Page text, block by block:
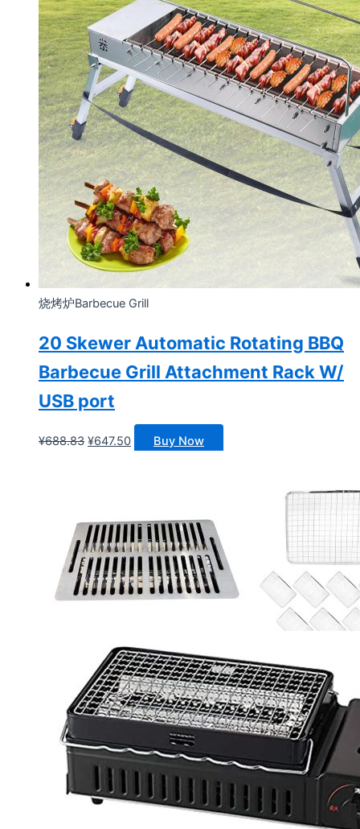
烧烤炉Barbecue Grill
20 Skewer Automatic Rotating BBQ
Barbecue Grill Attachment Rack W/
USB port
¥688.83 原
¥647.50当
¥647.50。
Buy Now